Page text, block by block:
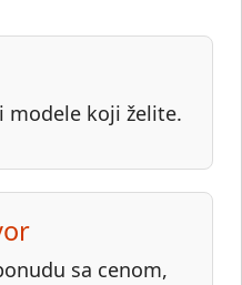
modele koji želite.
sa cenom,